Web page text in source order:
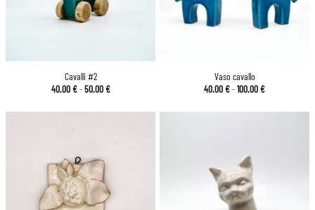
Cavalli #2
40.00€ - 50.00€Fascia
Vaso cavallo
40.00€-100.00€Fascia